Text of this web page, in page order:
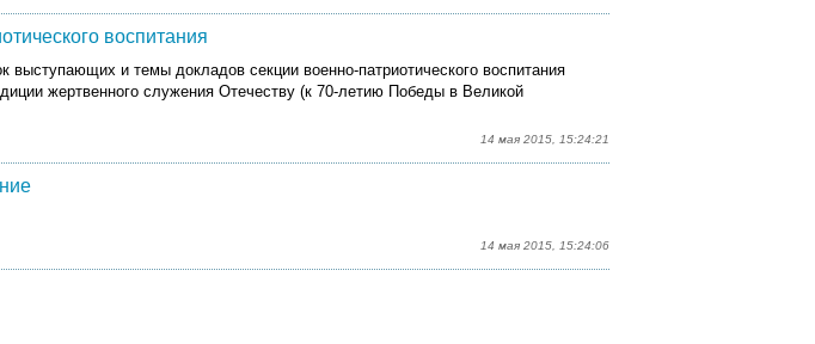
воспитания
выступающих и темы докладов секции военно-патриотического воспитания
жертвенного служения Отечеству (к 70-летию Победы в Великой
14 мая 2015, 15:24:21
14 мая 2015, 15:24:06